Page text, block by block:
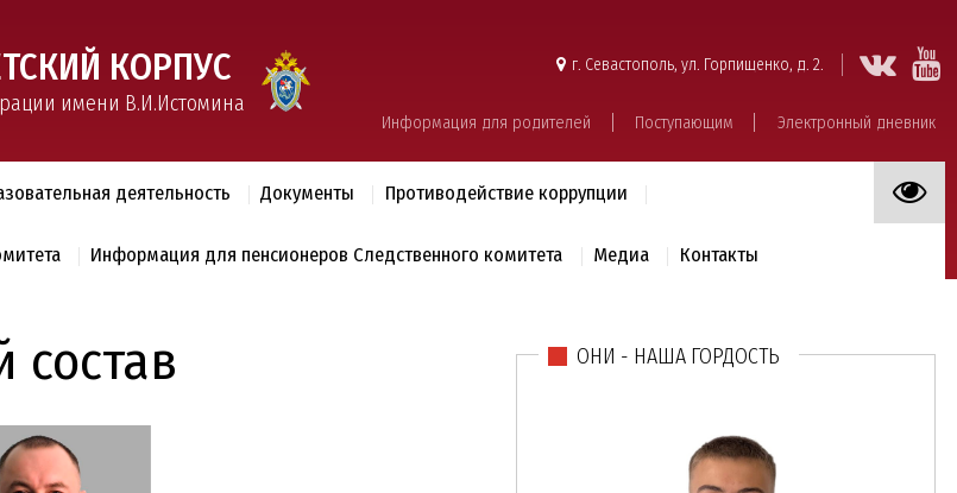
КОРПУС
имени В.И.Истомина
г. Севастополь, ул. Горпищенко, д. 2.
Информация для родителей Поступающим Электронный дневник
деятельность Документы Противодействие коррупции
Информация для пенсионеров Следственного комитета Медиа Контакты
ОНИ - НАША ГОРДОСТЬ